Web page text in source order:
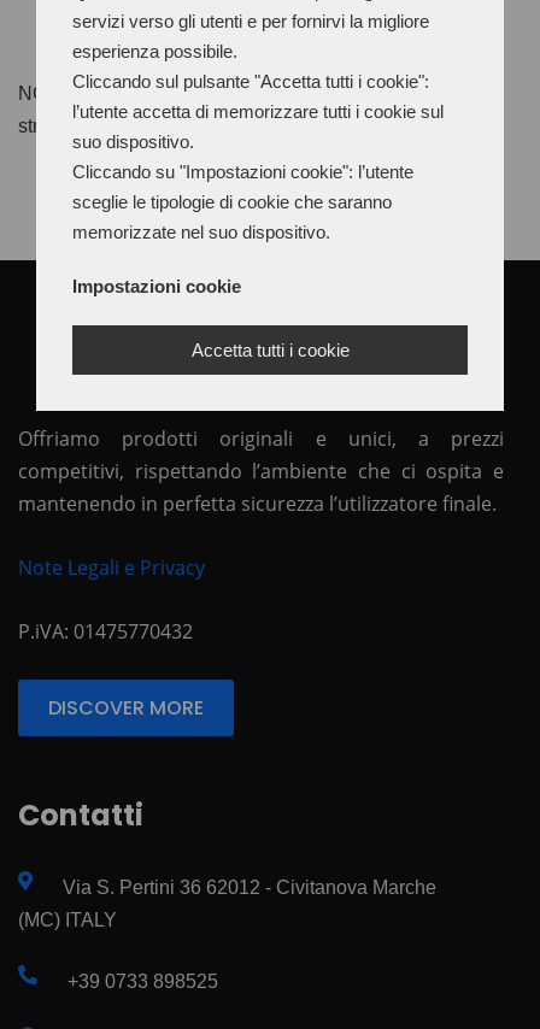
servizi verso gli utenti e per fornirvi la migliore
esperienza possibile.
Cliccando sul pulsante "Accetta tutti i cookie":
l’utente accetta di memorizzare tutti i cookie sul
suo dispositivo.
Cliccando su "Impostazioni cookie": l’utente
sceglie le tipologie di cookie che saranno
memorizzate nel suo dispositivo.
Impostazioni cookie
Accetta tutti i cookie
NC100 Size is an ideal product for shaping and stiffening
straw hats.
Offriamo prodotti originali e unici, a prezzi
competitivi, rispettando l’ambiente che ci ospita e
mantenendo in perfetta sicurezza l’utilizzatore finale.
Note Legali e Privacy
P.iVA: 01475770432
DISCOVER MORE
Contatti
Via S. Pertini 36 62012 - Civitanova Marche
(MC) ITALY
+39 0733 898525